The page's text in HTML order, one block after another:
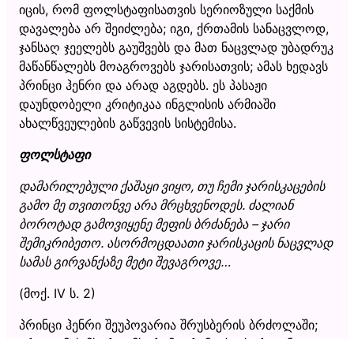
იცის, რომ ფოლსტაფისათვის სერიოზული საქმის
დავალება არ შეიძლება; იგი, ქრთამის სანაცვლოდ,
ჯანსაღ ჯეელებს გაუშვებს და მათ ნაცვლად უბადრუკ
მაწანწალებს მოაგროვებს ჯარისათვის; ამას ხედავს
პრინცი ჰენრი და არად აგდებს. ეს პასაჟი
დაუნდობელი კრიტიკაა ინგლისის არმიაში
ახალწვეულების გაწვევის სისტემისა.
ფოლსტაფი
დამარილებული ქაშაყი ვიყო, თუ ჩემი ჯარისკაცების
გამო მე თვითონვე არა მრცხვენოდეს. ძალიან
ბოროტად გამოვიყენე მეფის ბრძანება – ჯარი
შემიკრიბეთო. ასორმოცდაათი ჯარისკაცის ნაცვლად
სამას გირვანქაზე მეტი შევაგროვე…
(მოქ. IV ს. 2)
პრინცი ჰენრი შეუპოვარია შრუსბერის ბრძოლაში;